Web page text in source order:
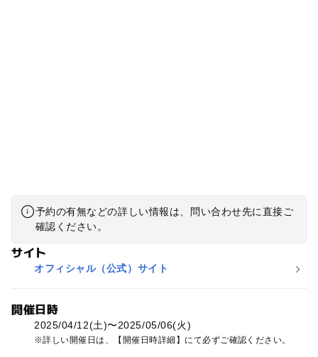
予約の有無などの詳しい情報は、問い合わせ先に直接ご
確認ください。
サイト
オフィシャル（公式）サイト
開催日時
2025/04/12(土)〜2025/05/06(火)
詳しい開催日は、【開催日時詳細】にて必ずご確認ください。